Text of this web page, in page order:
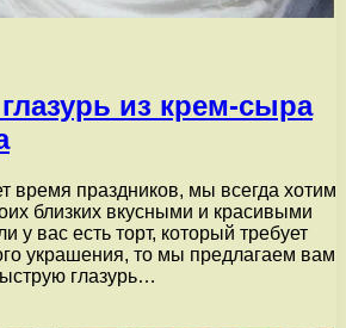
из крем-сыра
время праздников, мы всегда хотим
близких вкусными и красивыми
у вас есть торт, который требует
украшения, то мы предлагаем вам
глазурь…